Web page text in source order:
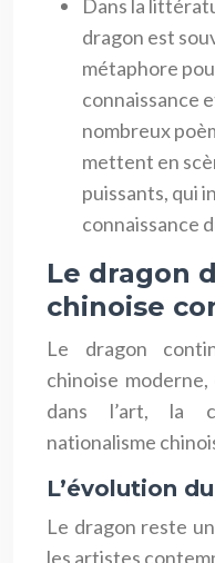
Dans la
dragon est
métaphore
connaissance
nombreux
mettent en
puissants, qui
connaissance
Le dragon
chinoise
Le dragon
chinoise
dans l’art, la
nationalisme
L’évolution
Le dragon reste
les artistes